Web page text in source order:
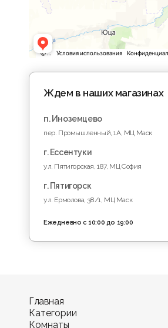
Ждем в наших магазинах
п. Иноземцево
пер. Промышленный, 1A, МЦ Маск
г. Ессентуки
ул. Пятигорская, 187, МЦ София
г. Пятигорск
ул. Ермолова, 38/1, МЦ Маск
Ежедневно с 10:00 до 19:00
Главная
Категории
Комнаты